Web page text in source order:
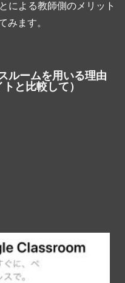
による教師側のメリット
みます。
ルームを用いる理由
と比較して）